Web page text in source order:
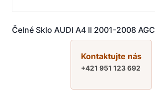
Čelné Sklo AUDI A4 II 2001-2008 AGC
Kontaktujte nás
+421 951 123 692